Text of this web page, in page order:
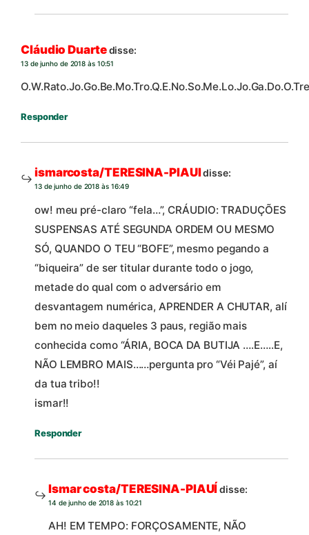
Cláudio Duartedisse:
13 de junho de 2018 às 10:51
Responder
ismarcosta/TERESINA-PIAUIdisse:
13 de junho de 2018 às 16:49
ow! meu pré-claro “fela…”, CRÁUDIO: TRADUÇÕES
SUSPENSAS ATÉ SEGUNDA ORDEM OU MESMO
SÓ, QUANDO O TEU “BOFE”, mesmo pegando a
“biqueira” de ser titular durante todo o jogo,
metade do qual com o adversário em
desvantagem numérica, APRENDER A CHUTAR, alí
bem no meio daqueles 3 paus, região mais
conhecida como “ÁRIA, BOCA DA BUTIJA ….E…..E,
NÃO LEMBRO MAIS……pergunta pro “Véi Pajé”, aí
da tua tribo!!
ismar!!
Responder
Ismar costa/TERESINA-PIAUÍdisse:
14 de junho de 2018 às 10:21
AH! EM TEMPO: FORÇOSAMENTE, NÃO